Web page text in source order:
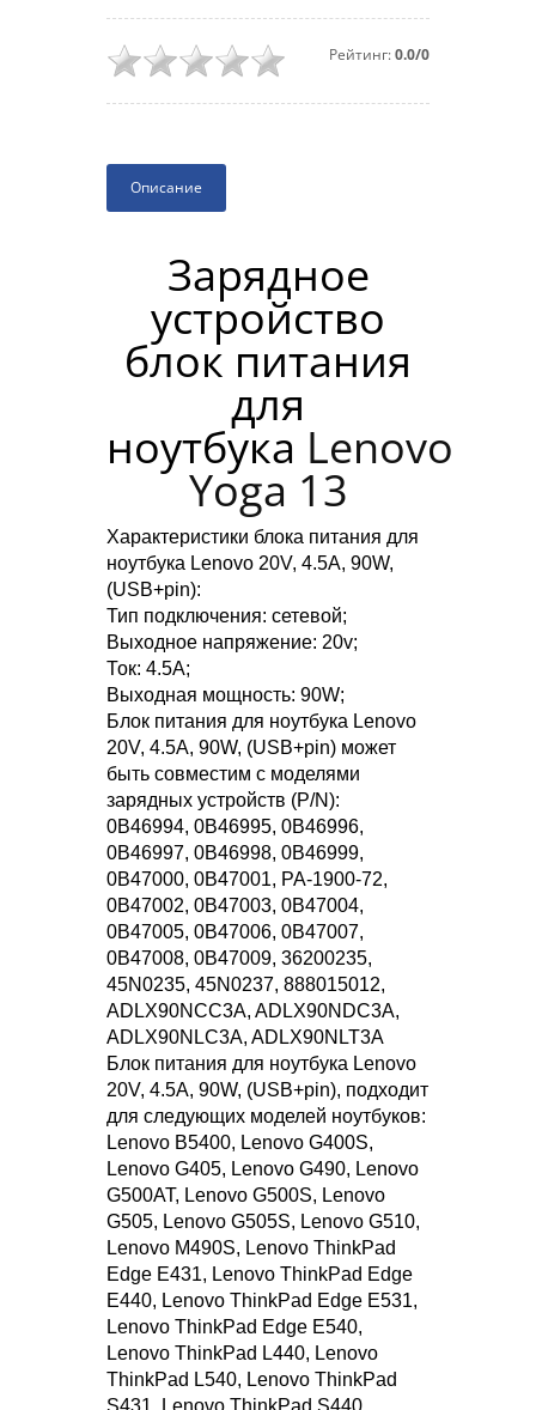
Рейтинг:0.0/0
Описание
Зарядное
устройство
блок питания
для
ноутбука Lenovo
Yoga 13
Характеристики блока питания для
ноутбука Lenovo 20V, 4.5A, 90W,
(USB+pin):
Тип подключения: сетевой;
Выходное напряжение: 20v;
Ток: 4.5A;
Выходная мощность: 90W;
Блок питания для ноутбука Lenovo
20V, 4.5A, 90W, (USB+pin) может
быть совместим с моделями
зарядных устройств (P/N):
0B46994, 0B46995, 0B46996,
0B46997, 0B46998, 0B46999,
0B47000, 0B47001, PA-1900-72,
0B47002, 0B47003, 0B47004,
0B47005, 0B47006, 0B47007,
0B47008, 0B47009, 36200235,
45N0235, 45N0237, 888015012,
ADLX90NCC3A, ADLX90NDC3A,
ADLX90NLC3A, ADLX90NLT3A
Блок питания для ноутбука Lenovo
20V, 4.5A, 90W, (USB+pin), подходит
для следующих моделей ноутбуков:
Lenovo B5400, Lenovo G400S,
Lenovo G405, Lenovo G490, Lenovo
G500AT, Lenovo G500S, Lenovo
G505, Lenovo G505S, Lenovo G510,
Lenovo M490S, Lenovo ThinkPad
Edge E431, Lenovo ThinkPad Edge
E440, Lenovo ThinkPad Edge E531,
Lenovo ThinkPad Edge E540,
Lenovo ThinkPad L440, Lenovo
ThinkPad L540, Lenovo ThinkPad
S431, Lenovo ThinkPad S440,